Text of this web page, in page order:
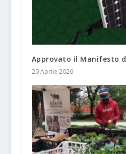
Approvato il Manifesto
20 Aprile 2026